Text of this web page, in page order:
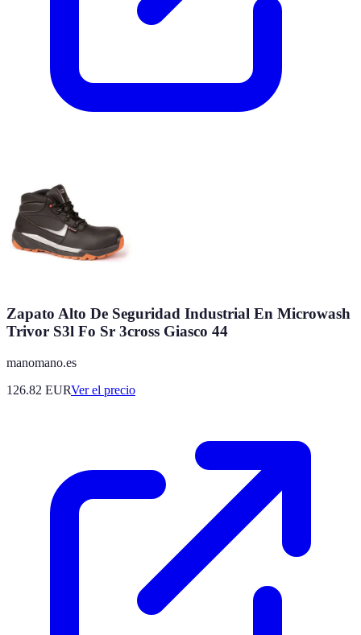
Zapato Alto De Seguridad Industrial En Microwash
Trivor S3l Fo Sr 3cross Giasco 44
manomano.es
126.82 EURVer el precio